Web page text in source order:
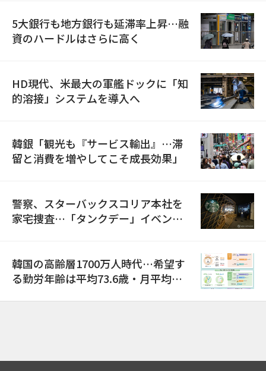
5大銀行も地方銀行も延滞率上昇…融
資のハードルはさらに高く
HD現代、米最大の軍艦ドックに「知
的溶接」システムを導入へ
韓銀「観光も『サービス輸出』…滞
留と消費を増やしてこそ成長効果」
警察、スターバックスコリア本社を
家宅捜査…「タンクデー」イベント
韓国の高齢層1700万人時代…希望す
る勤労年齢は平均73.6歳・月平均賃